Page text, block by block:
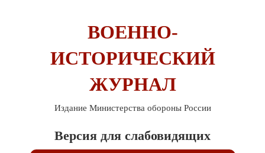
ВОЕННО-
ИСТОРИЧЕСКИЙ
ЖУРНАЛ
Издание Министерства обороны России
Версия для слабовидящих